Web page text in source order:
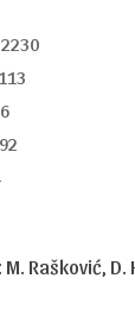
Rašković, D.